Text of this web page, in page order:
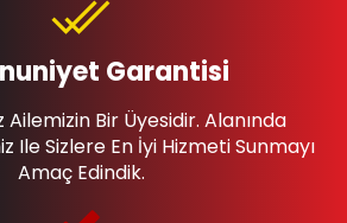
Garantisi
Bir Üyesidir. Alanında
Ile Sizlere En İyi Hizmeti Sunmayı
Amaç Edindik.